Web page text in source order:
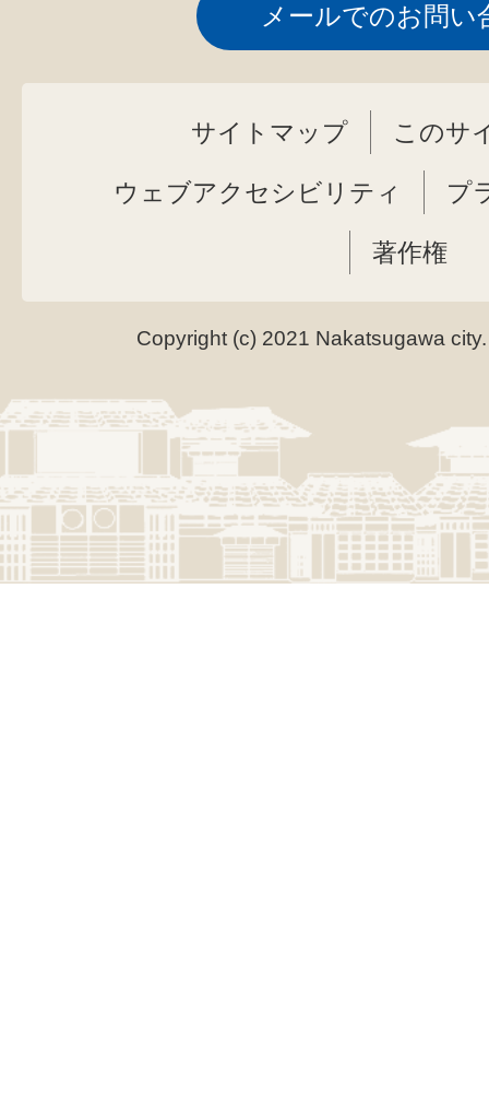
メールでのお問い
サイトマップ このサ
ウェブアクセシビリティ プ
著作権
Copyright (c) 2021 Nakatsugawa